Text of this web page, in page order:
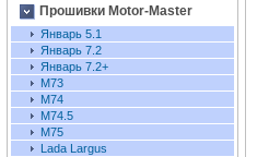
Прошивки Motor-Master
Январь 5.1
Январь 7.2
Январь 7.2+
М73
М74
М74.5
М75
Lada Largus